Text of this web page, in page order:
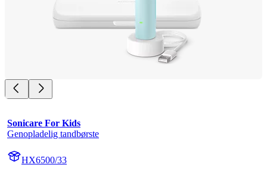
Sonicare For Kids
Genopladelig tandbørste
HX6500/33